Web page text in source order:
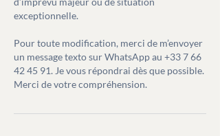
exceptionnelle.
Pour toute modification, merci de m’envoyer
un message texto sur WhatsApp au +33 7 66
42 45 91. Je vous répondrai dès que possible.
Merci de votre compréhension.